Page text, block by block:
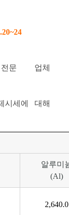
문 업체
세에 대해
알루미
(Al)
2,640.0